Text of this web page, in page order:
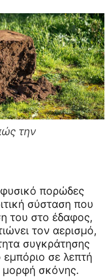
την
φυσικό πορώδες
σύσταση που
του στο έδαφος,
τον αερισμό,
συγκράτησης
εμπόριο σε λεπτή
σκόνης.